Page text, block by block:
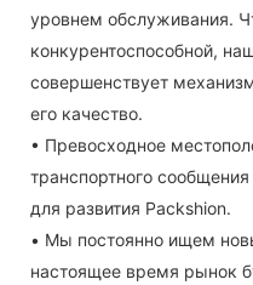
уровнем обслуживания.
конкурентоспособной,
совершенствует
его качество.
• Превосходное
транспортного
для развития Packshion.
• Мы постоянно ищем
настоящее время рынок